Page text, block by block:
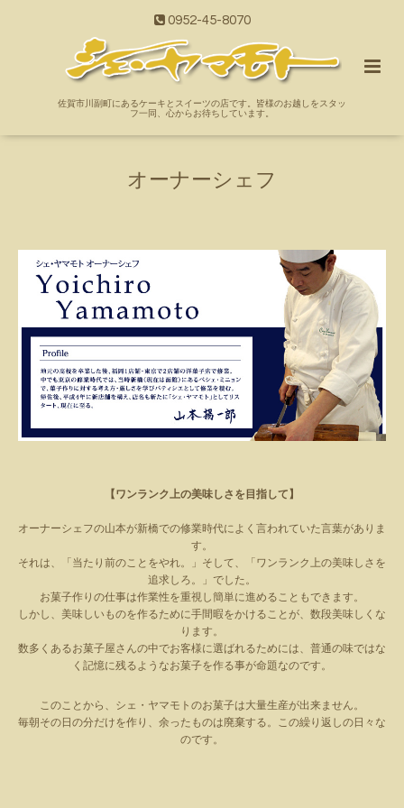
0952-45-8070
佐賀市川副町にあるケーキとスイーツの店です。皆様のお越しをスタッ
フ一同、心からお待ちしています。
オーナーシェフ
【ワンランク上の美味しさを目指して】
オーナーシェフの山本が新橋での修業時代によく言われていた言葉がありま
す。
それは、「当たり前のことをやれ。」そして、「ワンランク上の美味しさを
追求しろ。」でした。
お菓子作りの仕事は作業性を重視し簡単に進めることもできます。
しかし、美味しいものを作るために手間暇をかけることが、数段美味しくな
ります。
数多くあるお菓子屋さんの中でお客様に選ばれるためには、普通の味ではな
く記憶に残るようなお菓子を作る事が命題なのです。
このことから、シェ・ヤマモトのお菓子は大量生産が出来ません。
毎朝その日の分だけを作り、余ったものは廃棄する。この繰り返しの日々な
のです。